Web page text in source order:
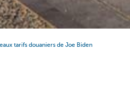
tarifs douaniers de Joe Biden